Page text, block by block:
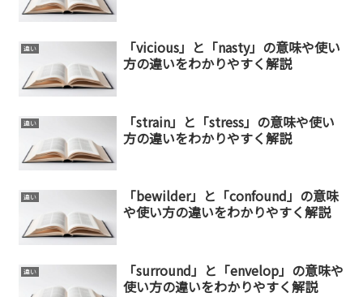
違い
「vicious」と「nasty」の意味や使い
方の違いをわかりやすく解説
違い
「strain」と「stress」の意味や使い
方の違いをわかりやすく解説
違い
「bewilder」と「confound」の意味
や使い方の違いをわかりやすく解説
違い
「surround」と「envelop」の意味や
使い方の違いをわかりやすく解説